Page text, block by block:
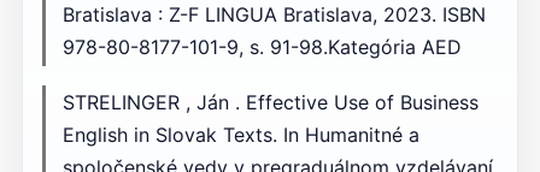
Bratislava : Z-F LINGUA Bratislava, 2023. ISBN
978-80-8177-101-9, s. 91-98.Kategória AED
STRELINGER , Ján . Effective Use of Business
English in Slovak Texts. In Humanitné a